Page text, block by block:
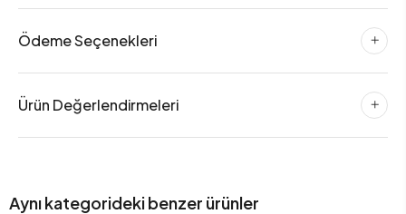
Ödeme Seçenekleri
Ürün Değerlendirmeleri
Aynı kategorideki benzer ürünler